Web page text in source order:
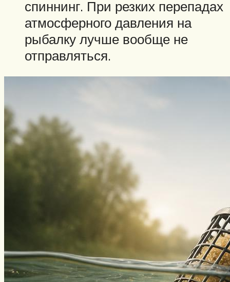
спиннинг. При резких перепадах
атмосферного давления на
рыбалку лучше вообще не
отправляться.